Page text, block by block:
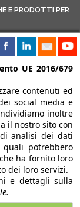
E PRODOTTI PER
UN NEGOZIO
UE 2016/679
contenuti ed
social media e
inoltre
il nostro sito con
analisi dei dati
potrebbero
ha fornito loro
dei loro servizi.
e dettagli sulla